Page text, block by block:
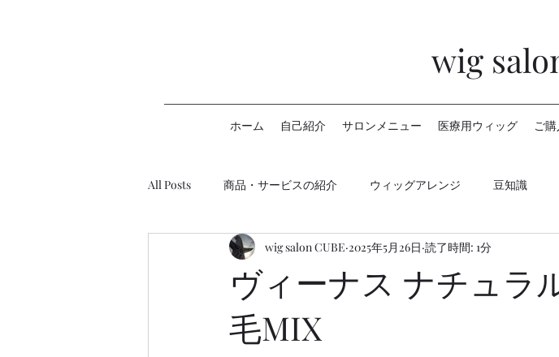
wig
ホーム 自己紹介 サロンメニュー 医療用ウィッグ ご
All Posts 商品・サービスの紹介 ウィッグアレンジ 豆知識
ウィッグ助成金について
ヴィーナス ナチュラ
毛MIX
wig salon CUBE 2025年5月26日 読了時間: 1分